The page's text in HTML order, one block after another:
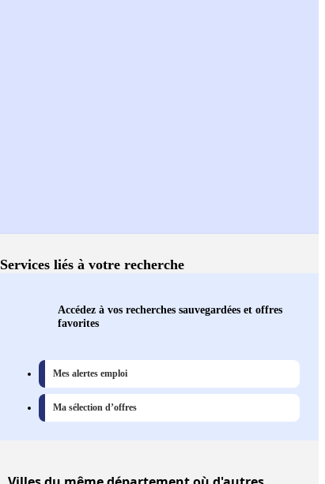
Services liés à votre recherche
Accédez à vos recherches sauvegardées et offres
favorites
Mes alertes emploi
Ma sélection d’offres